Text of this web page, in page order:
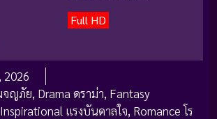
Full HD
จญภัย, Drama ดราม่า, Fantasy
Inspirational แรงบันดาลใจ, Romance โร